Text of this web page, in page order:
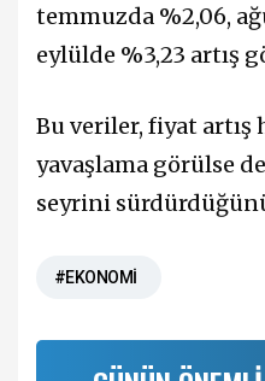
temmuzda %2,06,
eylülde %3,23 artış
Bu veriler, fiyat artış
yavaşlama görülse
seyrini
#EKONOMİ